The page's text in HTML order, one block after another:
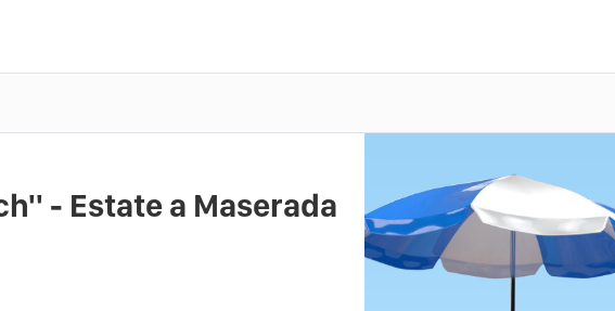
- Estate a Maserada